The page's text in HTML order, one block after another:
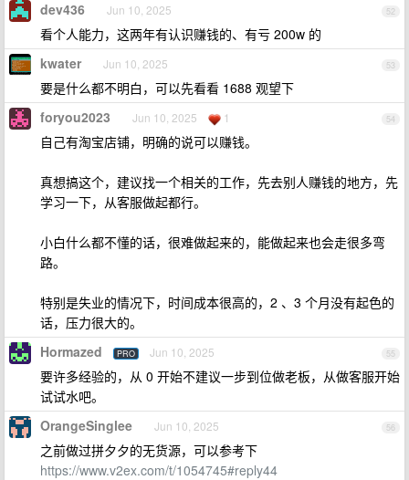
52
dev436 Jun 10, 2025
看个人能力，这两年有认识赚钱的、有亏 200w 的
53
kwater Jun 10, 2025
要是什么都不明白，可以先看看 1688 观望下
54
foryou2023 Jun 10, 2025 1
自己有淘宝店铺，明确的说可以赚钱。
真想搞这个，建议找一个相关的工作，先去别人赚钱的地方，先
学习一下，从客服做起都行。
小白什么都不懂的话，很难做起来的，能做起来也会走很多弯
路。
特别是失业的情况下，时间成本很高的，2 、3 个月没有起色的
话，压力很大的。
55
Hormazed PRO Jun 10, 2025
要许多经验的，从 0 开始不建议一步到位做老板，从做客服开始
试试水吧。
56
OrangeSinglee Jun 10, 2025
之前做过拼夕夕的无货源，可以参考下
https://www.v2ex.com/t/1054745#reply44